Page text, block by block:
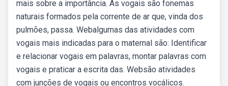
mais sobre a importância. As vogais são fonemas
naturais formados pela corrente de ar que, vinda dos
pulmões, passa. Webalgumas das atividades com
vogais mais indicadas para o maternal são: Identificar
e relacionar vogais em palavras, montar palavras com
vogais e praticar a escrita das. Websão atividades
com junções de vogais ou encontros vocálicos.